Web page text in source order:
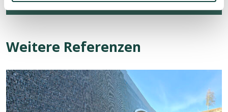
Weitere Referenzen
Referenz
ansehen:
Gabionenlösung,
Stützmauer